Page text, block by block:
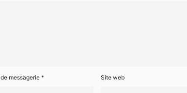
messagerie * Site web